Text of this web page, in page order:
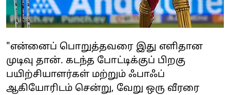
"என்னைப் பொறுத்தவரை இது எளிதான
முடிவு தான். கடந்த போட்டிக்குப் பிறகு
பயிற்சியாளர்கள் மற்றும் ஃபாஃப்
ஆகியோரிடம் சென்று, வேறு ஒரு வீரரை